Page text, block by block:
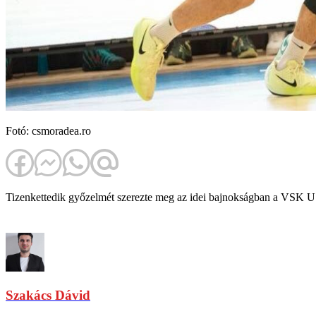
Fotó: csmoradea.ro
Tizenkettedik győzelmét szerezte meg az idei bajnokságban a VSK
Szakács Dávid